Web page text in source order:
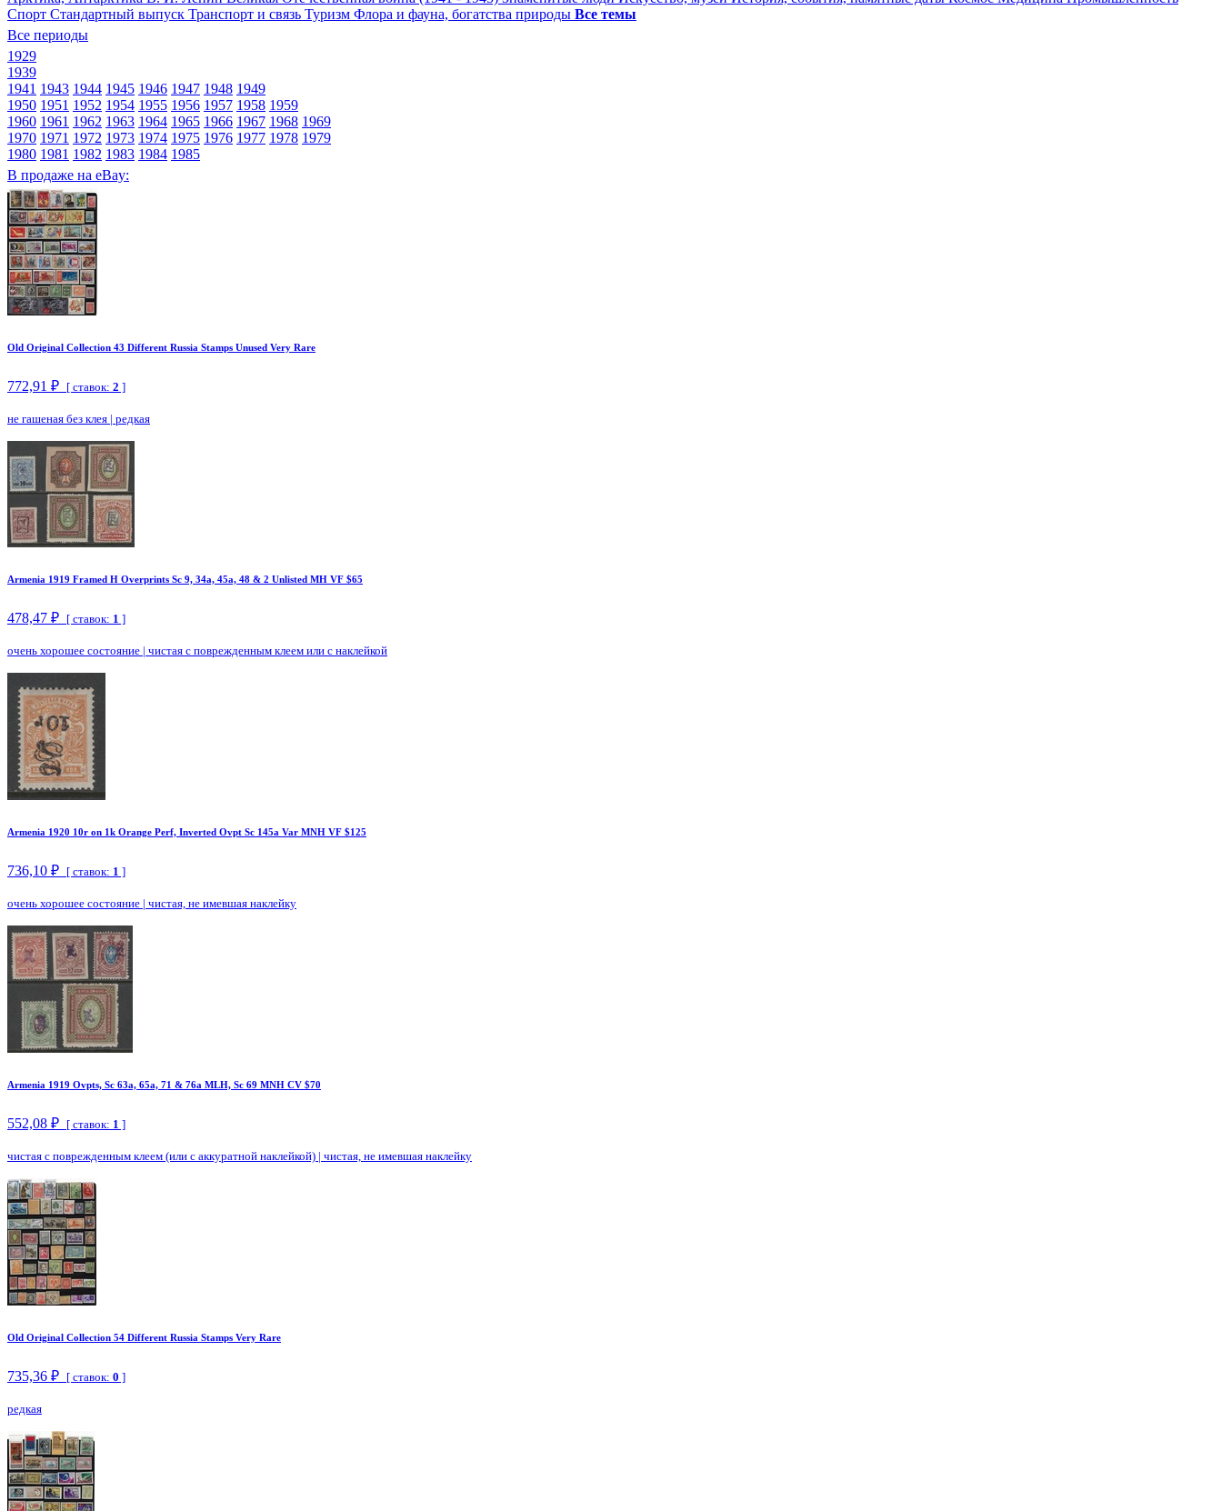
Спорт Стандартный выпуск Транспорт и связь Туризм Флора и фауна, богатства природы Все темы
Все периоды
1929
1939
1941 1943 1944 1945 1946 1947 1948 1949
1950 1951 1952 1954 1955 1956 1957 1958 1959
1960 1961 1962 1963 1964 1965 1966 1967 1968 1969
1970 1971 1972 1973 1974 1975 1976 1977 1978 1979
1980 1981 1982 1983 1984 1985
В продаже на eBay:
Old Original Collection 43 Different Russia Stamps Unused Very Rare
772,91 ₽ [ ставок: 2 ]
не гашеная без клея | редкая
Armenia 1919 Framed H Overprints Sc 9, 34a, 45a, 48 & 2 Unlisted MH VF $65
478,47 ₽ [ ставок: 1 ]
очень хорошее состояние | чистая с поврежденным клеем или с наклейкой
Armenia 1920 10r on 1k Orange Perf, Inverted Ovpt Sc 145a Var MNH VF $125
736,10 ₽ [ ставок: 1 ]
очень хорошее состояние | чистая, не имевшая наклейку
Armenia 1919 Ovpts, Sc 63a, 65a, 71 & 76a MLH, Sc 69 MNH CV $70
552,08 ₽ [ ставок: 1 ]
чистая с поврежденным клеем (или с аккуратной наклейкой) | чистая, не имевшая наклейку
Old Original Collection 54 Different Russia Stamps Very Rare
735,36 ₽ [ ставок: 0 ]
редкая